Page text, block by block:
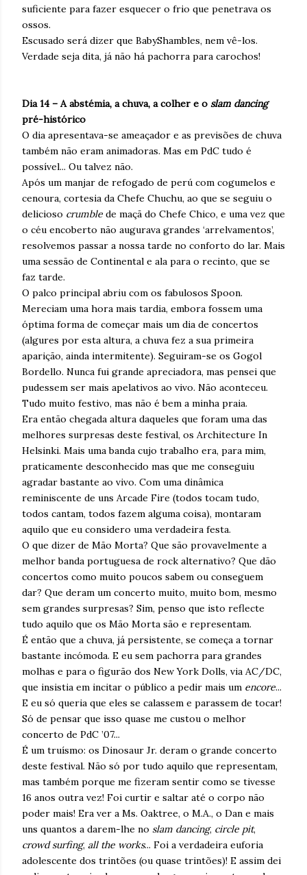
suficiente para fazer esquecer o frio que penetrava os
ossos.
Escusado será dizer que BabyShambles, nem vê-los.
Verdade seja dita, já não há pachorra para carochos!
Dia 14 – A abstémia, a chuva, a colher e o slam dancing
pré-histórico
O dia apresentava-se ameaçador e as previsões de chuva
também não eram animadoras. Mas em PdC tudo é
possível... Ou talvez não.
Após um manjar de refogado de perú com cogumelos e
cenoura, cortesia da Chefe Chuchu, ao que se seguiu o
delicioso crumble de maçã do Chefe Chico, e uma vez que
o céu encoberto não augurava grandes ‘arrelvamentos’,
resolvemos passar a nossa tarde no conforto do lar. Mais
uma sessão de Continental e ala para o recinto, que se
faz tarde.
O palco principal abriu com os fabulosos Spoon.
Mereciam uma hora mais tardia, embora fossem uma
óptima forma de começar mais um dia de concertos
(algures por esta altura, a chuva fez a sua primeira
aparição, ainda intermitente). Seguiram-se os Gogol
Bordello. Nunca fui grande apreciadora, mas pensei que
pudessem ser mais apelativos ao vivo. Não aconteceu.
Tudo muito festivo, mas não é bem a minha praia.
Era então chegada altura daqueles que foram uma das
melhores surpresas deste festival, os Architecture In
Helsinki. Mais uma banda cujo trabalho era, para mim,
praticamente desconhecido mas que me conseguiu
agradar bastante ao vivo. Com uma dinâmica
reminiscente de uns Arcade Fire (todos tocam tudo,
todos cantam, todos fazem alguma coisa), montaram
aquilo que eu considero uma verdadeira festa.
O que dizer de Mão Morta? Que são provavelmente a
melhor banda portuguesa de rock alternativo? Que dão
concertos como muito poucos sabem ou conseguem
dar? Que deram um concerto muito, muito bom, mesmo
sem grandes surpresas? Sim, penso que isto reflecte
tudo aquilo que os Mão Morta são e representam.
É então que a chuva, já persistente, se começa a tornar
bastante incómoda. E eu sem pachorra para grandes
molhas e para o figurão dos New York Dolls, via AC/DC,
que insistia em incitar o público a pedir mais um encore...
E eu só queria que eles se calassem e parassem de tocar!
Só de pensar que isso quase me custou o melhor
concerto de PdC ’07...
É um truísmo: os Dinosaur Jr. deram o grande concerto
deste festival. Não só por tudo aquilo que representam,
mas também porque me fizeram sentir como se tivesse
16 anos outra vez! Foi curtir e saltar até o corpo não
poder mais! Era ver a Ms. Oaktree, o M.A., o Dan e mais
uns quantos a darem-lhe no slam dancing, circle pit,
crowd surfing, all the works... Foi a verdadeira euforia
adolescente dos trintões (ou quase trintões)! E assim dei